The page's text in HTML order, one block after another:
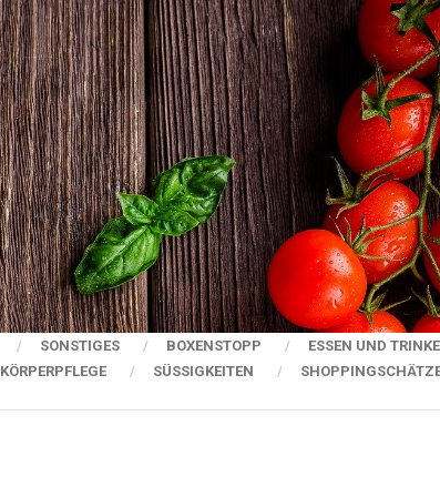
SONSTIGES BOXENSTOPP
ESSEN UND
KÖRPERPFLEGE SÜSSIGKEITEN